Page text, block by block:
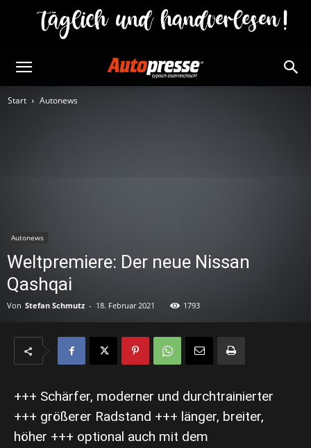
Start Autonews
Autonews
Weltpremiere: Der neue Nissan
Qashqai
Von Stefan Schmutz - 18. Februar 2021 1793
+++ Schärfer, moderner und durchtrainierter
+++ größerer Radstand +++ länger, breiter,
höher +++ optional auch mit dem